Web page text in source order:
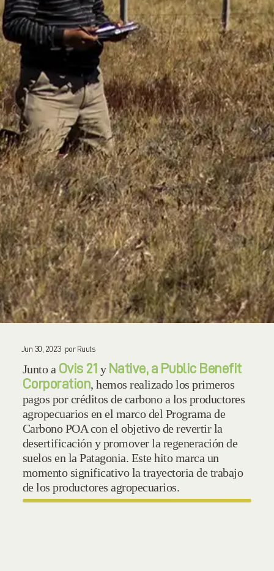
Jun 30, 2023 porRuuts
Junto a Ovis 21 y Native, a Public Benefit
Corporation, hemos realizado los primeros
pagos por créditos de carbono a los productores
agropecuarios en el marco del Programa de
Carbono POA con el objetivo derevertir la
desertificación y promover la regeneración de
suelos en la Patagonia. Este hito marca un
momento significativo la trayectoria de trabajo
de los productores agropecuarios.